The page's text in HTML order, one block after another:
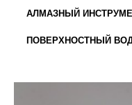
АЛМАЗНЫЙ
ПОВЕРХНОСТНЫЙ